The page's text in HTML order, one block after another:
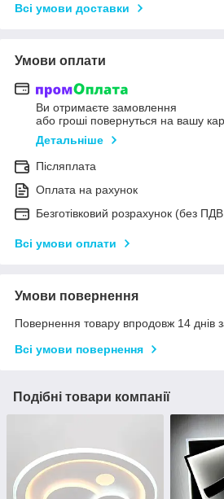
Всі умови доставки
Умови оплати
Ви отримаєте замовлення
або гроші повернуться на вашу
Детальніше
Післяплата
Оплата на рахунок
Безготівковий розрахунок (без
Всі умови оплати
Умови повернення
Повернення товару впродовж 14 днів
Всі умови повернення
Подібні товари компанії